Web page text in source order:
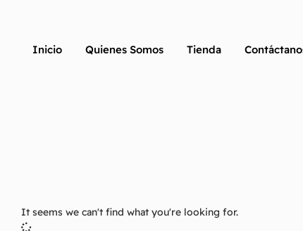
Inicio Quienes Somos Tienda
It seems we can't find what you're looking for.